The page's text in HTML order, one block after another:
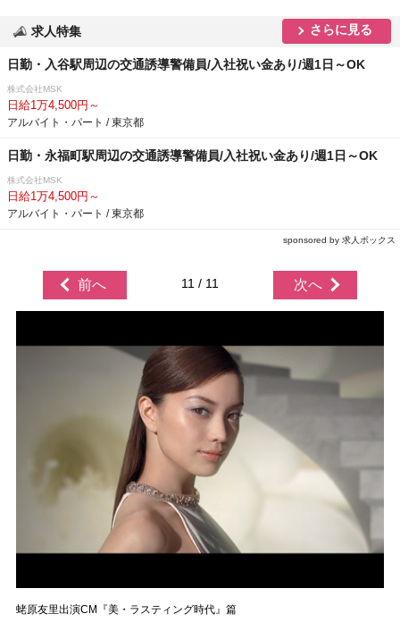
求人特集 さらに見る
日勤・入谷駅周辺の交通誘導警備員/入社祝い金あり/週1日～OK
株式会社MSK
日給1万4,500円～
アルバイト・パート / 東京都
日勤・永福町駅周辺の交通誘導警備員/入社祝い金あり/週1日～OK
株式会社MSK
日給1万4,500円～
アルバイト・パート / 東京都
sponsored by 求人ボックス
前へ 11 / 11 次へ
蛯原友里出演CM『美・ラスティング時代』篇